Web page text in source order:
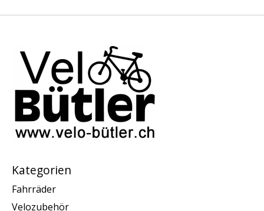
Kategorien
Fahrräder
Velozubehör